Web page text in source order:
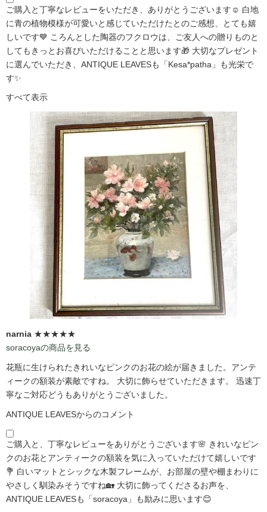
ご購入と丁寧なレビューをいただき、ありがとうございます☺️ 白地
に青の植物模様が可愛いと感じていただけたとのご感想、とても嬉
しいです💙 ころんとした陶器のフクロウは、ご友人への贈りものと
してもきっとお喜びいただけることと思います🎁 大切なプレゼント
に選んでいただき、ANTIQUE LEAVESも「Kesa*patha」も光栄で
す✨
すべて表示
narnia ★★★★★
soracoyaの商品を見る
花瓶に生けられたきれいなピンクのお花の絵が届きました。アンテ
ィークの額装が素敵ですね。 大切に飾らせていただきます。 迅速丁
寧なご対応どうもありがとうございました。
ANTIQUE LEAVESからのコメント
ご購入と、丁寧なレビューをありがとうございます🌸 きれいなピン
クのお花とアンティークの額装を気に入っていただけて嬉しいです
💐 白いマットとシックな木製フレームが、お部屋の壁や棚まわりに
やさしく馴染みそうですね🏡 大切に飾ってくださるお声を、
ANTIQUE LEAVESも「soracoya」も励みに思います😊